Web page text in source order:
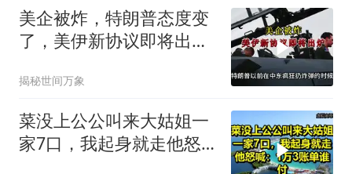
美企被炸，特朗普态度变
了，美伊新协议即将出
揭秘世间万象
菜没上公公叫来大姑姐一
家7口，我起身就走他怒